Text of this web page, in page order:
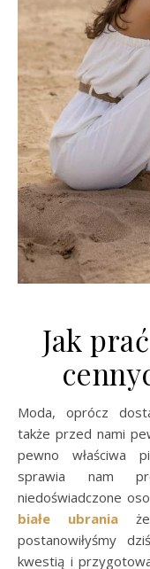
Jak
Moda, oprócz dostarczania nam przyjemności, stawia
także przed nami
pewno właściwa
sprawia nam
niedoświadczone
białe ubrania
postanowiłyśmy
kwestią i